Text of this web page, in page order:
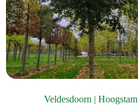
Veldesdoorn | Hoogstam